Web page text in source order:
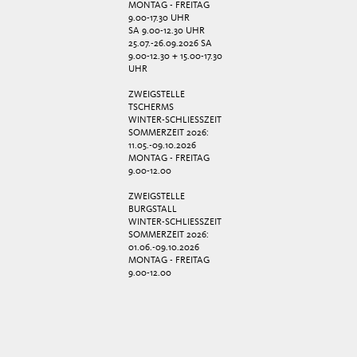
MONTAG - FREITAG
9.00-17.30 UHR
SA 9.00-12.30 UHR
25.07.-26.09.2026 SA
9.00-12.30 + 15.00-17.30
UHR
ZWEIGSTELLE
TSCHERMS
WINTER-SCHLIESSZEIT
SOMMERZEIT 2026:
11.05.-09.10.2026
MONTAG - FREITAG
9.00-12.00
ZWEIGSTELLE
BURGSTALL
WINTER-SCHLIESSZEIT
SOMMERZEIT 2026:
01.06.-09.10.2026
MONTAG - FREITAG
9.00-12.00